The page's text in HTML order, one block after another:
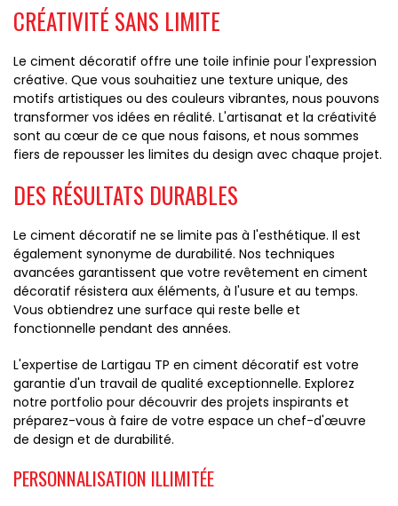
CRÉATIVITÉ SANS LIMITE
Le ciment décoratif offre une toile infinie pour l'expression
créative. Que vous souhaitiez une texture unique, des
motifs artistiques ou des couleurs vibrantes, nous pouvons
transformer vos idées en réalité. L'artisanat et la créativité
sont au cœur de ce que nous faisons, et nous sommes
fiers de repousser les limites du design avec chaque projet.
DES RÉSULTATS DURABLES
Le ciment décoratif ne se limite pas à l'esthétique. Il est
également synonyme de durabilité. Nos techniques
avancées garantissent que votre revêtement en ciment
décoratif résistera aux éléments, à l'usure et au temps.
Vous obtiendrez une surface qui reste belle et
fonctionnelle pendant des années.
L'expertise de Lartigau TP en ciment décoratif est votre
garantie d'un travail de qualité exceptionnelle. Explorez
notre portfolio pour découvrir des projets inspirants et
préparez-vous à faire de votre espace un chef-d'œuvre
de design et de durabilité.
PERSONNALISATION ILLIMITÉE